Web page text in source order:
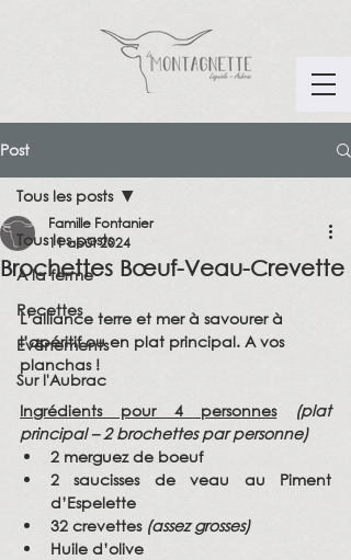
Post
Tous les posts
A la ferme
Recettes
Evènements
Sur l'Aubrac
Tous les posts
Brochettes Bœuf-Veau-Crevette
Famille Fontanier
11 août 2024
L’alliance terre et mer à savourer à
l’apéritif ou en plat principal. A vos
planchas !
Ingrédients pour 4 personnes
(plat
principal – 2 brochettes par personne)
2 merguez de boeuf
2 saucisses de veau au Piment
d’Espelette
32 crevettes (assez grosses)
Huile d’olive